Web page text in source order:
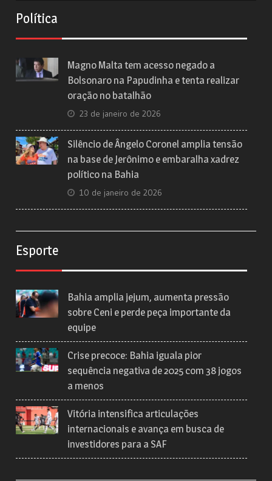
Política
Magno Malta tem acesso negado a
Bolsonaro na Papudinha e tenta realizar
oração no batalhão
23 de janeiro de 2026
Silêncio de Ângelo Coronel amplia tensão
na base de Jerônimo e embaralha xadrez
político na Bahia
10 de janeiro de 2026
Esporte
Bahia amplia jejum, aumenta pressão
sobre Ceni e perde peça importante da
equipe
Crise precoce: Bahia iguala pior
sequência negativa de 2025 com 38 jogos
a menos
Vitória intensifica articulações
internacionais e avança em busca de
investidores para a SAF